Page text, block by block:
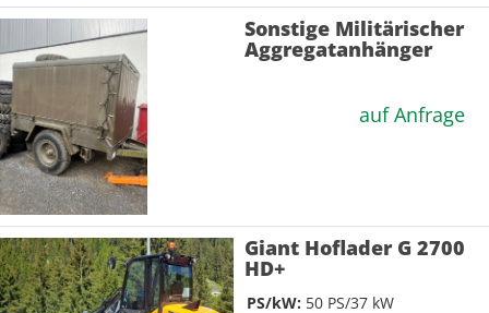
Sonstige Militärischer
Aggregatanhänger
auf Anfrage
Giant Hoflader G 2700
HD+
PS/kW: 50 PS/37 kW